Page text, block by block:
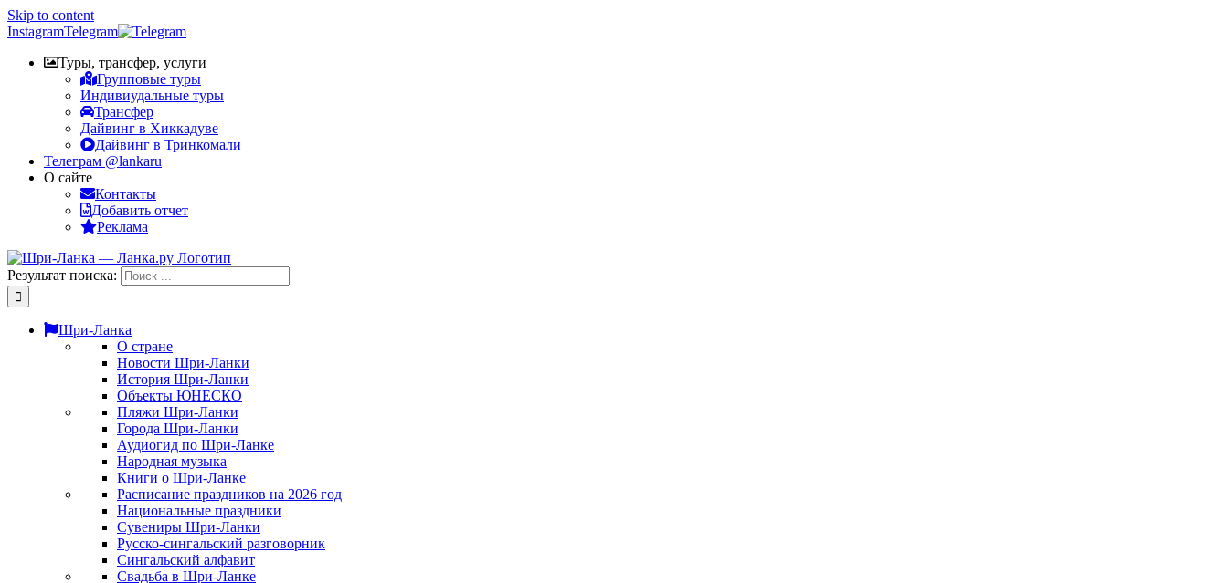
Skip to content
InstagramTelegram
Туры, трансфер, услуги
Групповые туры
Индивиудальные туры
Трансфер
Дайвинг в Хиккадуве
Дайвинг в Тринкомали
Телеграм @lankaru
О сайте
Контакты
Добавить отчет
Реклама
Результат поиска:
Шри-Ланка
О стране
Новости Шри-Ланки
История Шри-Ланки
Объекты ЮНЕСКО
Пляжи Шри-Ланки
Города Шри-Ланки
Аудиогид по Шри-Ланке
Народная музыка
Книги о Шри-Ланке
Расписание праздников на 2026 год
Национальные праздники
Сувениры Шри-Ланки
Русско-сингальский разговорник
Сингальский алфавит
Свадьба в Шри-Ланке